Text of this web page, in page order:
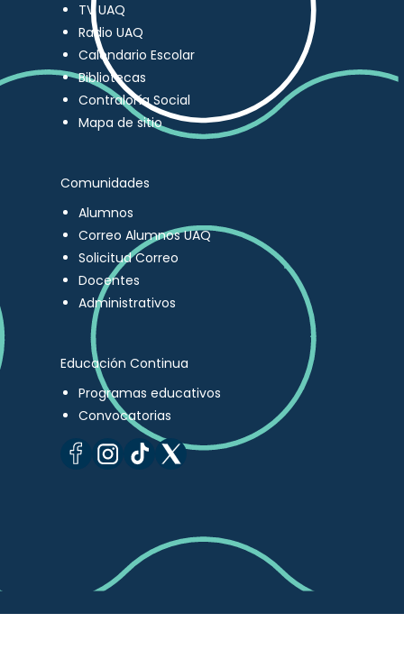
TV UAQ
Radio UAQ
Calendario Escolar
Bibliotecas
Contraloría Social
Mapa de sitio
Comunidades
Alumnos
Correo Alumnos UAQ
Solicitud Correo
Docentes
Administrativos
Educación Continua
Programas educativos
Convocatorias